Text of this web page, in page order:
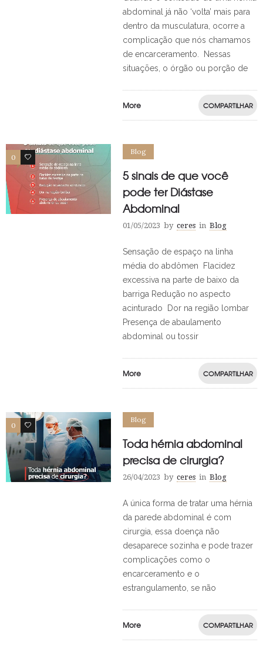
abdominal já não ‘volta’ mais para
dentro da musculatura, ocorre a
complicação que nós chamamos
de encarceramento. Nessas
situações, o órgão ou porção de
More COMPARTILHAR
0 0
Blog
5 sinais de que você
pode ter Diástase
Abdominal
01/05/2023 by ceres in Blog
Sensação de espaço na linha
média do abdômen Flacidez
excessiva na parte de baixo da
barriga Redução no aspecto
acinturado Dor na região lombar
Presença de abaulamento
abdominal ou tossir
More COMPARTILHAR
0 0
Blog
Toda hérnia abdominal
precisa de cirurgia?
26/04/2023 by ceres in Blog
A única forma de tratar uma hérnia
da parede abdominal é com
cirurgia, essa doença não
desaparece sozinha e pode trazer
complicações como o
encarceramento e o
estrangulamento, se não
More COMPARTILHAR